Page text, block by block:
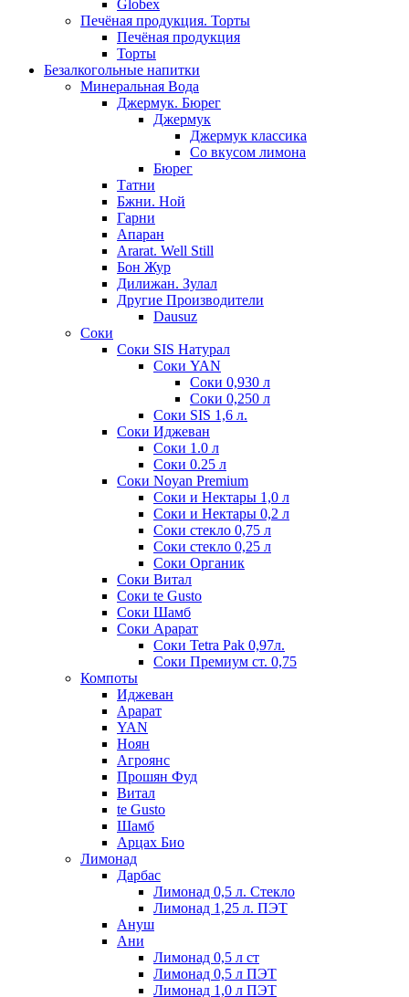
Globex
Печёная продукция. Торты
Печёная продукция
Торты
Безалкогольные напитки
Минеральная Вода
Джермук. Бюрег
Джермук
Джермук классика
Со вкусом лимона
Бюрег
Татни
Бжни. Ной
Гарни
Апаран
Ararat. Well Still
Бон Жур
Дилижан. Зулал
Другие Производители
Dausuz
Соки
Соки SIS Натурал
Соки YAN
Соки 0,930 л
Соки 0,250 л
Соки SIS 1,6 л.
Соки Иджеван
Соки 1.0 л
Соки 0.25 л
Соки Noyan Premium
Соки и Нектары 1,0 л
Соки и Нектары 0,2 л
Соки стекло 0,75 л
Соки стекло 0,25 л
Соки Органик
Соки Витал
Соки te Gusto
Соки Шамб
Соки Арарат
Соки Tetra Pak 0,97л.
Соки Премиум ст. 0,75
Компоты
Иджеван
Арарат
YAN
Ноян
Агроянс
Прошян Фуд
Витал
te Gusto
Шамб
Арцах Био
Лимонад
Дарбас
Лимонад 0,5 л. Стекло
Лимонад 1,25 л. ПЭТ
Ануш
Ани
Лимонад 0,5 л ст
Лимонад 0,5 л ПЭТ
Лимонад 1,0 л ПЭТ